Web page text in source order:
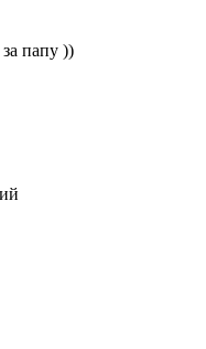
папу ))